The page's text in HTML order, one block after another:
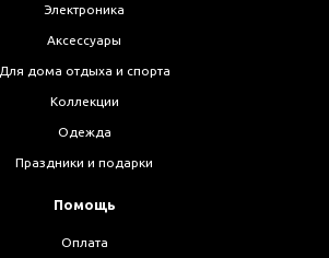
Электроника
Аксессуары
Для дома отдыха и спорта
Коллекции
Одежда
Праздники и подарки
Помощь
Оплата